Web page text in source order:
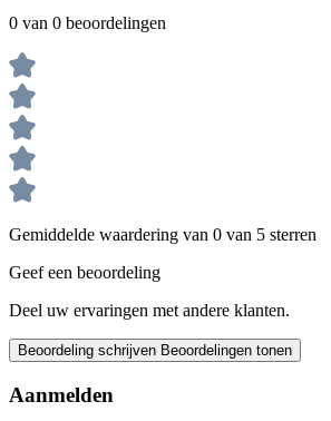
0 van 0 beoordelingen
Gemiddelde waardering van 0 van 5 sterren
Geef een beoordeling
Deel uw ervaringen met andere klanten.
Beoordeling schrijven Beoordelingen tonen
Aanmelden